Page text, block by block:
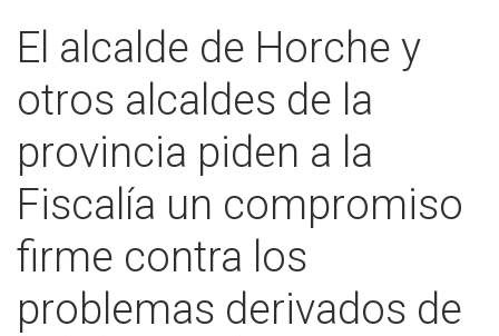
El alcalde de Horche y
otros alcaldes de la
provincia piden a la
Fiscalía un compromiso
firme contra los
problemas derivados de